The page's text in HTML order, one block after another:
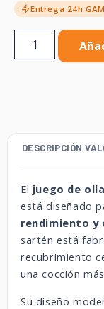
Entrega 24h GAM
DESCRIPCIÓN
El juego de
está diseñado
rendimiento y
sartén está
recubrimiento
una cocción
Su diseño